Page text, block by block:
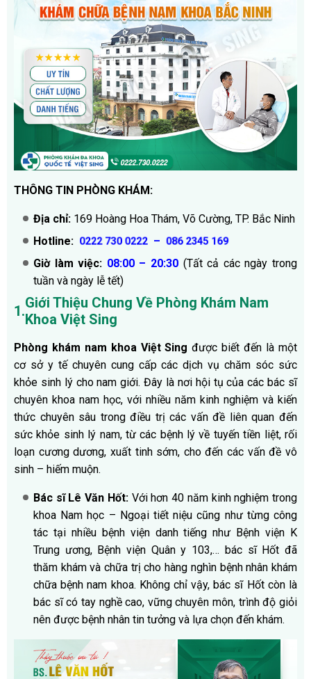
THÔNG TIN PHÒNG KHÁM:
Địa chỉ: 169 Hoàng Hoa Thám, Võ Cường, TP. Bắc Ninh
Hotline: 0222 730 0222 – 086 2345 169
Giờ làm việc: 08:00 – 20:30 (Tất cả các ngày trong
tuần và ngày lễ tết)
1.Giới Thiệu Chung Về Phòng Khám Nam
Khoa Việt Sing
Phòng khám nam khoa Việt Sing được biết đến là một
cơ sở y tế chuyên cung cấp các dịch vụ chăm sóc sức
khỏe sinh lý cho nam giới. Đây là nơi hội tụ của các bác sĩ
chuyên khoa nam học, với nhiều năm kinh nghiệm và kiến
thức chuyên sâu trong điều trị các vấn đề liên quan đến
sức khỏe sinh lý nam, từ các bệnh lý về tuyến tiền liệt, rối
loạn cương dương, xuất tinh sớm, cho đến các vấn đề vô
sinh – hiếm muộn.
Bác sĩ Lê Văn Hốt: Với hơn 40 năm kinh nghiệm trong
khoa Nam học – Ngoại tiết niệu cũng như từng công
tác tại nhiều bệnh viện danh tiếng như Bệnh viện K
Trung ương, Bệnh viện Quân y 103,… bác sĩ Hốt đã
thăm khám và chữa trị cho hàng nghìn bệnh nhân khám
chữa bệnh nam khoa. Không chỉ vậy, bác sĩ Hốt còn là
bác sĩ có tay nghề cao, vững chuyên môn, trình độ giỏi
nên được bệnh nhân tin tưởng và lựa chọn đến khám.